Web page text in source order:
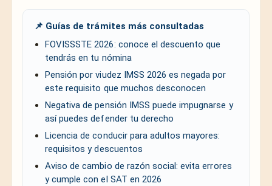
📌 Guías de trámites más consultadas
FOVISSSTE 2026: conoce el descuento que
tendrás en tu nómina
Pensión por viudez IMSS 2026 es negada por
este requisito que muchos desconocen
Negativa de pensión IMSS puede impugnarse y
así puedes defender tu derecho
Licencia de conducir para adultos mayores:
requisitos y descuentos
Aviso de cambio de razón social: evita errores
y cumple con el SAT en 2026